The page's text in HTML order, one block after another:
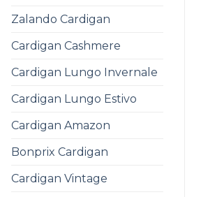
Zalando Cardigan
Cardigan Cashmere
Cardigan Lungo Invernale
Cardigan Lungo Estivo
Cardigan Amazon
Bonprix Cardigan
Cardigan Vintage